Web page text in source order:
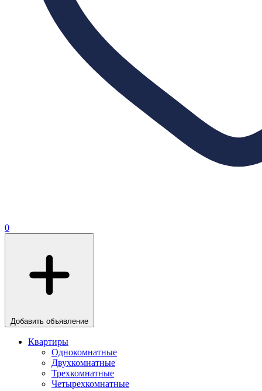
0
Добавить объявление
Квартиры
Однокомнатные
Двухкомнатные
Трехкомнатные
Четырехкомнатные